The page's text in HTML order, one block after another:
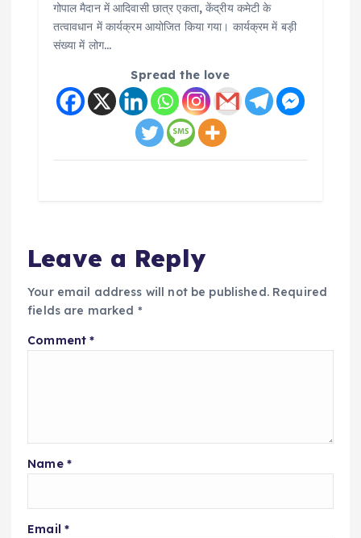
गोपाल मैदान में आदिवासी छात्र एकता, केंद्रीय कमेटी के
तत्वावधान में कार्यक्रम आयोजित किया गया। कार्यक्रम में बड़ी
संख्या में लोग…
Spread the love
Leave a Reply
Your email address will not be published. Required
fields are marked *
Comment*
Name *
Email *